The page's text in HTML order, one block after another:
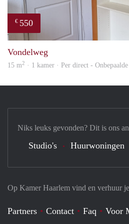
€ 550
Vondelweg
15 m2 · 1 kamer · Per direct -
Op Kamer Haarlem vind en verhuur
Partners Contact Faq Voor
Niks leuks gevonden? Dit is ons
Studio's Huurwoningen